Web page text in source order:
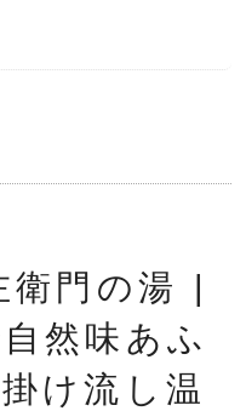
イトについて
規約
衛門の湯 |
然味あふ
け流し温